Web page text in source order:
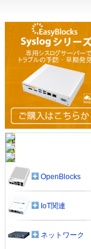
OpenBlocks
IoT関連
ネットワーク